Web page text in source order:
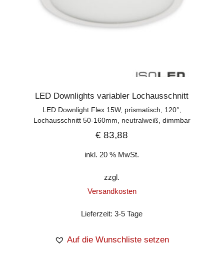
LED Downlights variabler Lochausschnitt
LED Downlight Flex 15W, prismatisch, 120°,
Lochausschnitt 50-160mm, neutralweiß, dimmbar
€ 83,88
inkl. 20 % MwSt.
zzgl.
Versandkosten
Lieferzeit:3-5 Tage
Auf die Wunschliste setzen